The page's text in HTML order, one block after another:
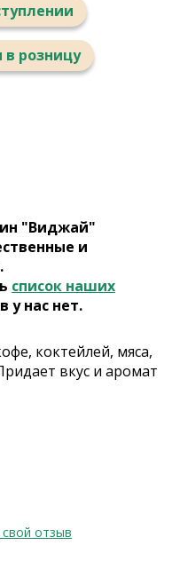
розницу
"Виджай"
и
список наших
у нас нет.
коктейлей, мяса,
вкус и аромат
отзыв